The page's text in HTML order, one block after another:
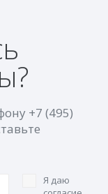
+7 (495)
Я даю